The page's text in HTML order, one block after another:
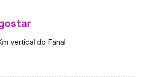
vertical do Fanal